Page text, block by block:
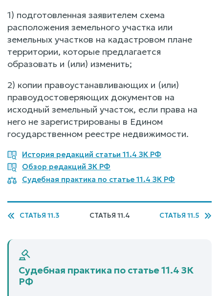
1) подготовленная заявителем схема
расположения земельного участка или
земельных участков на кадастровом плане
территории, которые предлагается
образовать и (или) изменить;
2) копии правоустанавливающих и (или)
правоудостоверяющих документов на
исходный земельный участок, если права на
него не зарегистрированы в Едином
государственном реестре недвижимости.
История редакций статьи 11.4 ЗК РФ
Обзор редакций ЗК РФ
Судебная практика по статье 11.4 ЗК РФ
СТАТЬЯ 11.3 СТАТЬЯ 11.4 СТАТЬЯ 11.5
Судебная практика по статье 11.4 ЗК
РФ